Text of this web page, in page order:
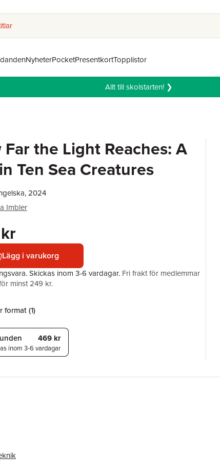
NyheterPocketPresentkortTopplistor
Allt till skolstarten! ❯
Far the Light Reaches: A
Ten Sea Creatures
2024
Imbler
Lägg i varukorg
Skickas inom 3-6 vardagar. Fri frakt för medlemmar
minst 249 kr.
format (1)
469 kr
inom 3-6 vardagar